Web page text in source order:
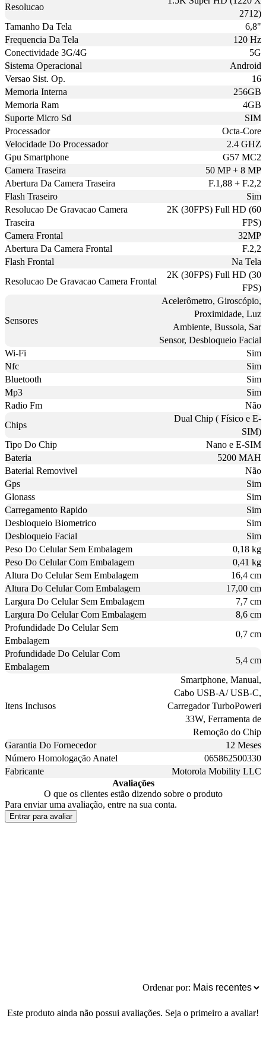
Resolucao
2712)
Tamanho Da Tela
6,8"
Frequencia Da Tela
120 Hz
Conectividade 3G/4G
5G
Sistema Operacional
Android
Versao Sist. Op.
16
Memoria Interna
256GB
Memoria Ram
4GB
Suporte Micro Sd
SIM
Processador
Octa-Core
Velocidade Do Processador
2.4 GHZ
Gpu Smartphone
G57 MC2
Camera Traseira
50 MP + 8 MP
Abertura Da Camera Traseira
F.1,88 + F.2,2
Flash Traseiro
Sim
Resolucao De Gravacao Camera
Traseira
2K (30FPS) Full HD (60
FPS)
Camera Frontal
32MP
Abertura Da Camera Frontal
F.2,2
Flash Frontal
Na Tela
Resolucao De Gravacao Camera Frontal
2K (30FPS) Full HD (30
FPS)
Sensores
Acelerômetro, Giroscópio,
Proximidade, Luz
Ambiente, Bussola, Sar
Sensor, Desbloqueio Facial
Wi-Fi
Sim
Nfc
Sim
Bluetooth
Sim
Mp3
Sim
Radio Fm
Não
Chips
Dual Chip ( Físico e E-
SIM)
Tipo Do Chip
Nano e E-SIM
Bateria
5200 MAH
Baterial Removivel
Não
Gps
Sim
Glonass
Sim
Carregamento Rapido
Sim
Desbloqueio Biometrico
Sim
Desbloqueio Facial
Sim
Peso Do Celular Sem Embalagem
0,18 kg
Peso Do Celular Com Embalagem
0,41 kg
Altura Do Celular Sem Embalagem
16,4 cm
Altura Do Celular Com Embalagem
17,00 cm
Largura Do Celular Sem Embalagem
7,7 cm
Largura Do Celular Com Embalagem
8,6 cm
Profundidade Do Celular Sem
Embalagem
0,7 cm
Profundidade Do Celular Com
Embalagem
5,4 cm
Itens Inclusos
Smartphone, Manual,
Cabo USB-A/ USB-C,
Carregador TurboPoweri
33W, Ferramenta de
Remoção do Chip
Garantia Do Fornecedor
12 Meses
Número Homologação Anatel
065862500330
Fabricante
Motorola Mobility LLC
Avaliações
O que os clientes estão dizendo sobre o produto
Para enviar uma avaliação, entre na sua conta.
Entrar para avaliar
Ordenar por:
Este produto ainda não possui avaliações. Seja o primeiro a avaliar!